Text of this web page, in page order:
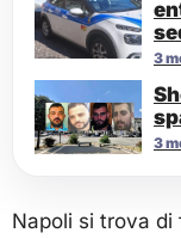
3
3
Napoli si trova